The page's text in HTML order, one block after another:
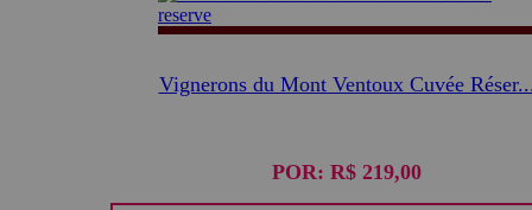
Vignerons du Mont Ventoux Cuvée
POR: R$ 219,00